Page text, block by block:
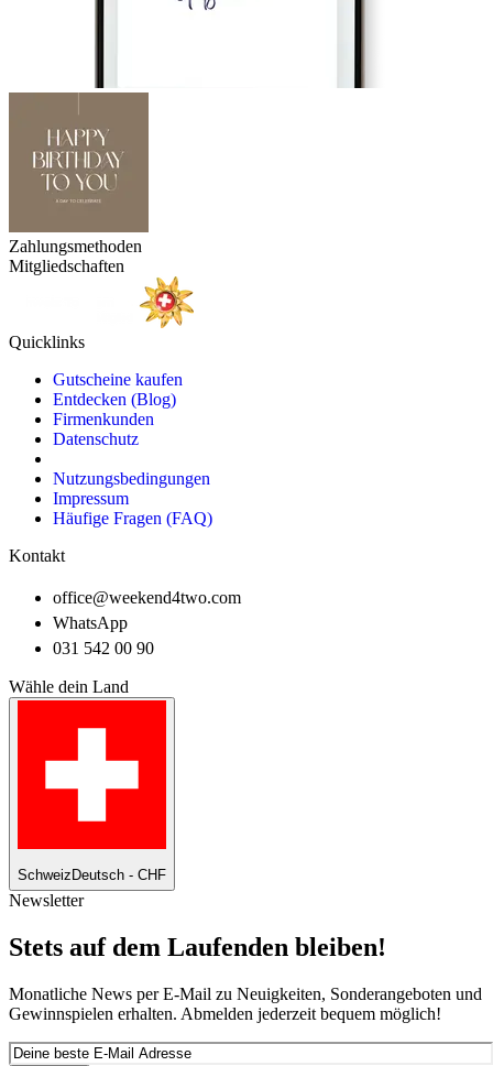
Zahlungsmethoden
Mitgliedschaften
Quicklinks
Gutscheine kaufen
Entdecken (Blog)
Firmenkunden
Datenschutz
Nutzungsbedingungen
Impressum
Häufige Fragen (FAQ)
Kontakt
office@weekend4two.com
WhatsApp
031 542 00 90
Wähle dein Land
Schweiz Deutsch - CHF
Newsletter
Stets auf dem Laufenden bleiben!
Monatliche News per E-Mail zu Neuigkeiten, Sonderangeboten und
Gewinnspielen erhalten. Abmelden jederzeit bequem möglich!